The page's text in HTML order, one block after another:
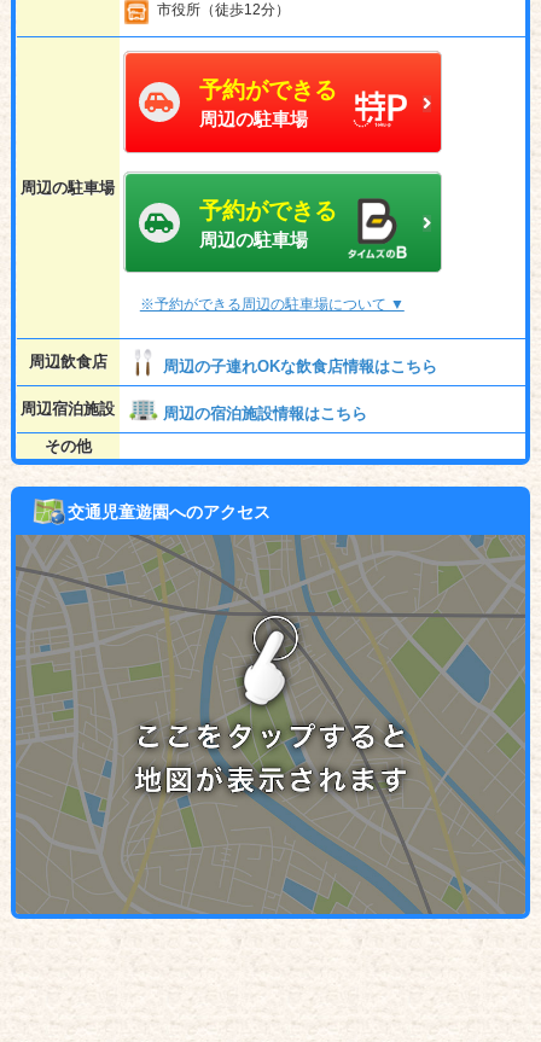
市役所（徒歩12分）
周辺の駐車場
予約ができる
周辺の駐車場
予約ができる
周辺の駐車場
※予約ができる周辺の駐車場について ▼
周辺飲食店 周辺の子連れOKな飲食店情報はこちら
周辺宿泊施設
周辺の宿泊施設情報はこちら
その他
交通児童遊園へのアクセス